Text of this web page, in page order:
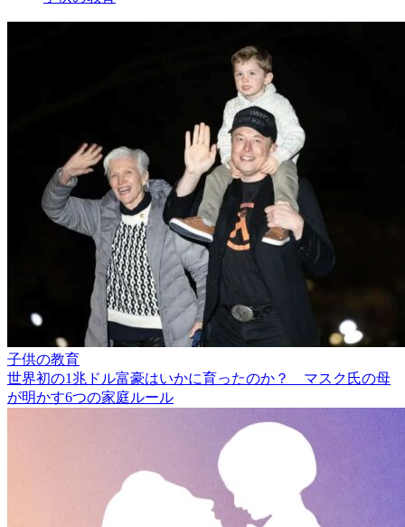
子供の教育
世界初の1兆ドル富豪はいかに育ったのか？ マスク氏の母
が明かす6つの家庭ルール